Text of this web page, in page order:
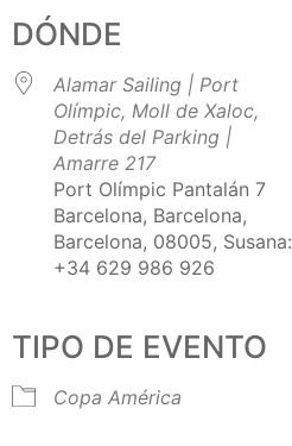
DÓNDE
Alamar Sailing | Port
Olímpic, Moll de Xaloc,
Detrás del Parking |
Amarre 217
Port Olímpic Pantalán 7
Barcelona, Barcelona,
Barcelona, 08005, Susana:
+34 629 986 926
TIPO DE EVENTO
Copa América